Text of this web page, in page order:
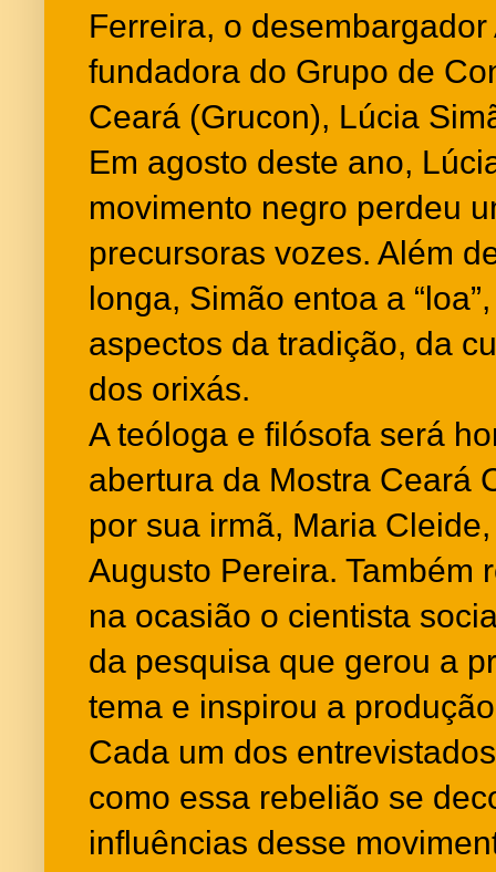
Ferreira, o
fundadora do Grupo de
Ceará (Grucon), Lúcia
Em agosto deste ano,
movimento negro perdeu
precursoras vozes. Além
longa, Simão entoa a
aspectos da tradição, da
dos orixás.
A teóloga e filósofa será
abertura da Mostra Ceará
por sua irmã, Maria
Augusto Pereira. Também
na ocasião o cientista
da pesquisa que gerou a
tema e inspirou a
Cada um dos
como essa rebelião se
influências desse